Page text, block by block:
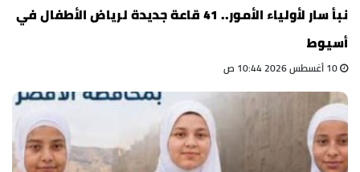
نبأ سار لأولياء الأمور.. 41 قاعة جديدة لرياض الأطفال في
أسيوط